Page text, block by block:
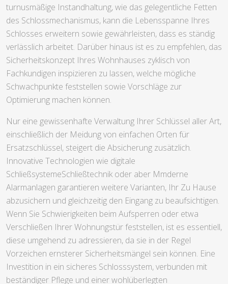
turnusmäßige Instandhaltung, wie das gelegentliche Fetten
des Schlossmechanismus, kann die Lebensspanne Ihres
Schlosses erweitern sowie gewährleisten, dass es ständig
verlässlich arbeitet. Darüber hinaus ist es zu empfehlen, das
Sicherheitskonzept Ihres Wohnhauses zyklisch von
Fachkundigen inspizieren zu lassen, welche mögliche
Schwachpunkte feststellen sowie Vorschläge zur
Optimierung machen können.
Nur eine gewissenhafte Verwaltung Ihrer Schlüssel aller Art,
einschließlich der Meidung von einfachen Orten für
Ersatzschlüssel, steigert die Absicherung zusätzlich.
Innovative Technologien wie digitale
SchließsystemeSchließtechnik oder aber Mmderne
Alarmanlagen garantieren weitere Varianten, Ihr Zu Hause
abzusichern und gleichzeitig den Eingang zu beaufsichtigen.
Wenn Sie Schwierigkeiten beim Aufsperren oder etwa
Verschließen Ihrer Wohnungstür feststellen, ist es essentiell,
diese umgehend zu adressieren, da sie in der Regel
Vorzeichen ernsterer Sicherheitsmängel sein können. Eine
Investition in ein sicheres Schlosssystem, verbunden mit
beständiger Pflege und einer wohlüberlegten